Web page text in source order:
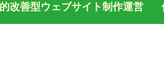
改善型ウェブサイト制作運営